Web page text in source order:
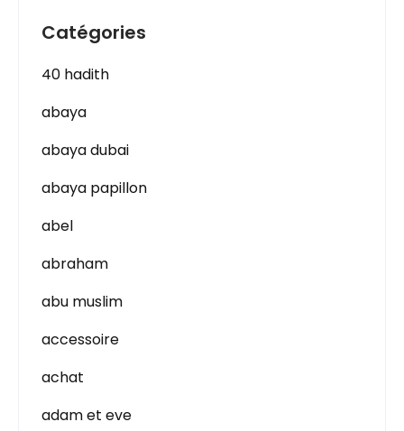
Catégories
40 hadith
abaya
abaya dubai
abaya papillon
abel
abraham
abu muslim
accessoire
achat
adam et eve